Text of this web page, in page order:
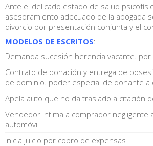
Ante el delicado estado de salud
asesoramiento adecuado de la abogada
divorcio por presentación conjunta y el
MODELOS DE ESCRITOS:
Demanda sucesión herencia vacante.
Contrato de donación y entrega de
de dominio. poder especial de donante a
Apela auto que no da traslado a citación
Vendedor intima a comprador negligente
automóvil
Inicia juicio por cobro de expensas